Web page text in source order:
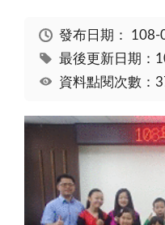
發布日期： 108-
最後更新日期：
資料點閱次數：